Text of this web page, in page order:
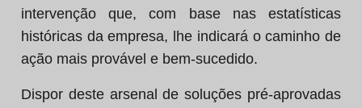
intervenção que, com base nas estatísticas
históricas da empresa, lhe indicará o caminho de
ação mais provável e bem-sucedido.
Dispor deste arsenal de soluções pré-aprovadas